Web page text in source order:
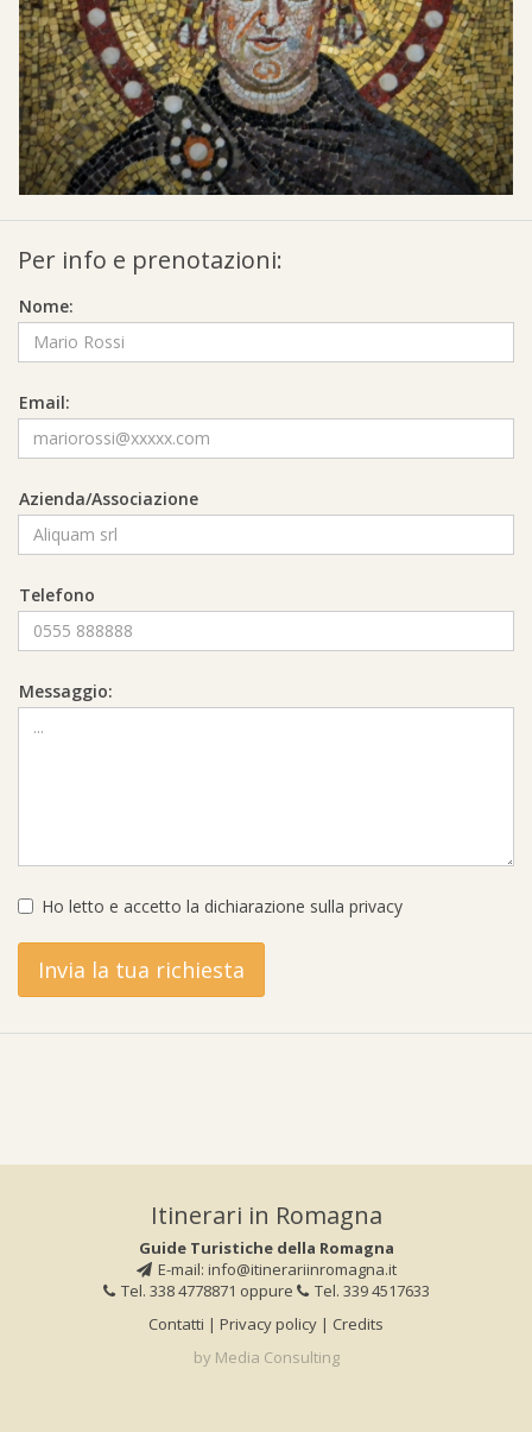
Per info e prenotazioni:
Nome:
Email:
Azienda/Associazione
Telefono
Messaggio:
Ho letto e accetto la dichiarazione sulla privacy
Itinerari in Romagna
Guide Turistiche della Romagna
E-mail: info@itinerariinromagna.it
Tel. 338 4778871 oppure
Tel. 339 4517633
Contatti | Privacy policy | Credits
by Media Consulting